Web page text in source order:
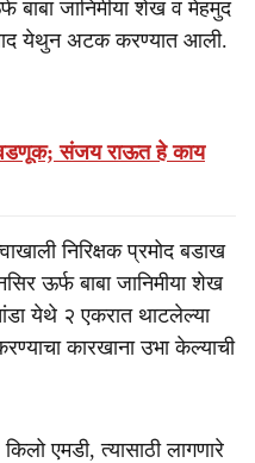
बाबा जानिमीया शेख व मेहमुद
येथुन अटक करण्यात आली.
संजय राऊत हे काय
निरिक्षक प्रमोद बडाख
ऊर्फ बाबा जानिमीया शेख
येथे २ एकरात थाटलेल्या
कारखाना उभा केल्याची
एमडी, त्यासाठी लागणारे